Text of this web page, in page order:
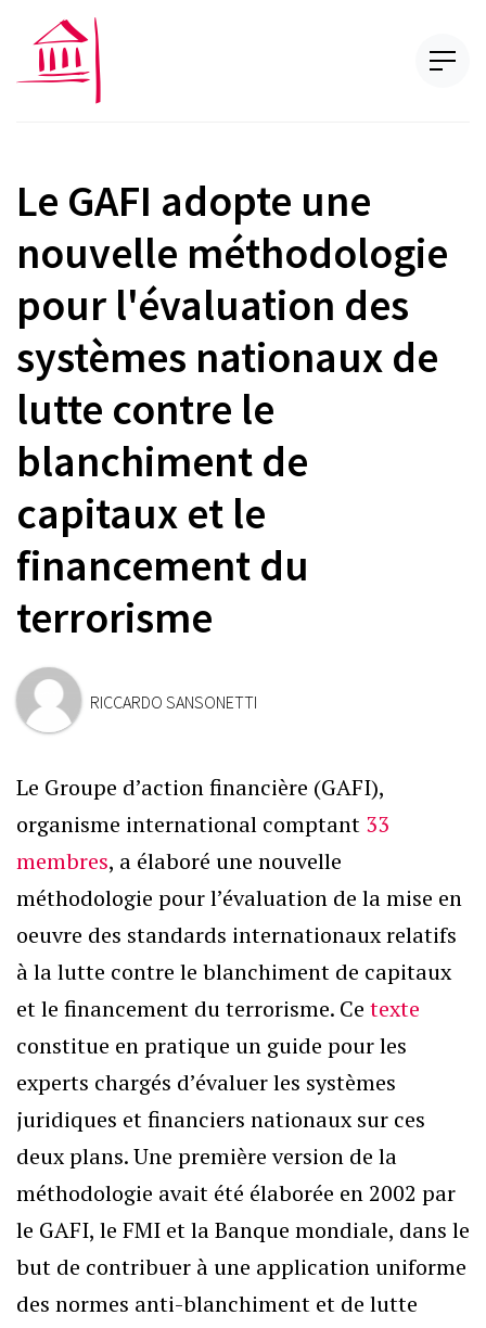
Le GAFI adopte une
nouvelle méthodologie
pour l'évaluation des
systèmes nationaux de
lutte contre le
blanchiment de
capitaux et le
financement du
terrorisme
RICCARDO SANSONETTI
Le Groupe d’action financière (GAFI),
organisme international comptant 33
membres, a élaboré une nouvelle
méthodologie pour l’évaluation de la mise en
oeuvre des standards internationaux relatifs
à la lutte contre le blanchiment de capitaux
et le financement du terrorisme. Ce texte
constitue en pratique un guide pour les
experts chargés d’évaluer les systèmes
juridiques et financiers nationaux sur ces
deux plans. Une première version de la
méthodologie avait été élaborée en 2002 par
le GAFI, le FMI et la Banque mondiale, dans le
but de contribuer à une application uniforme
des normes anti-blanchiment et de lutte